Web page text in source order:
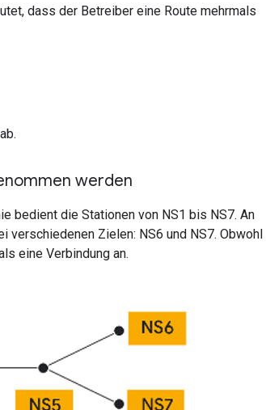
dass der Betreiber eine Route mehrmals
werden
bedient die Stationen von NS1 bis NS7. An
Zielen: NS6 und NS7. Obwohl
eine Verbindung an.